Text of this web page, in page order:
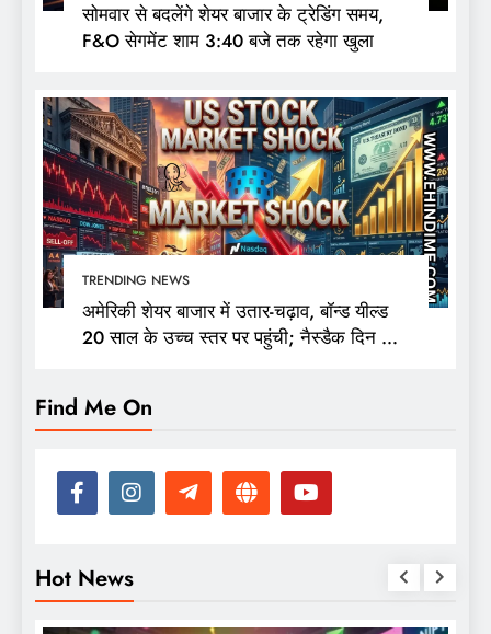
सोमवार से बदलेंगे शेयर बाजार के ट्रेडिंग समय,
F&O सेगमेंट शाम 3:40 बजे तक रहेगा खुला
TRENDING NEWS
अमेरिकी शेयर बाजार में उतार-चढ़ाव, बॉन्ड यील्ड
20 साल के उच्च स्तर पर पहुंची; नैस्डैक दिन की
Find Me On
Hot News